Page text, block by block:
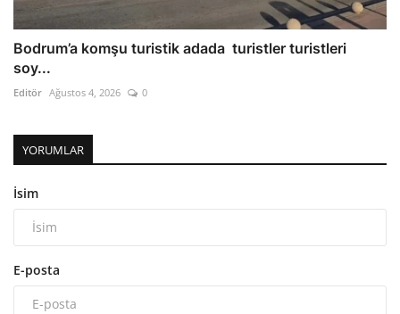
Bodrum’a komşu turistik adada turistler turistleri
soy...
Editör Ağustos 4, 2026 0
YORUMLAR
İsim
E-posta